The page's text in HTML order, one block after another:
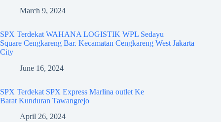
March 9, 2024
SPX Terdekat WAHANA LOGISTIK WPL Sedayu
Square Cengkareng Bar. Kecamatan Cengkareng West Jakarta
City
June 16, 2024
SPX Terdekat SPX Express Marlina outlet Ke
Barat Kunduran Tawangrejo
April 26, 2024